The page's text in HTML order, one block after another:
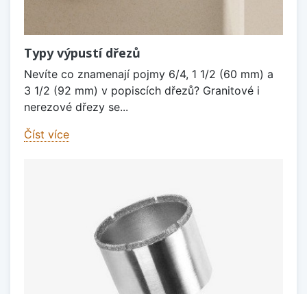
Typy výpustí dřezů
Nevíte co znamenají pojmy 6/4, 1 1/2 (60 mm) a
3 1/2 (92 mm) v popiscích dřezů? Granitové i
nerezové dřezy se...
Číst více